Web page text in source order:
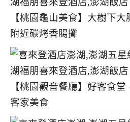
【桃園龜山美食】大樹下
附近碳烤香腸攤
【桃園觀音餐廳】好客食
客家美食